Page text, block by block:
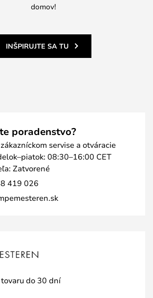
domov!
INŠPIRUJTE SA TU
poradenstvo?
servise a otváracie
08:30–16:00 CET
Zatvorené
419 026
do 30 dní